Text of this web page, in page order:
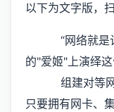
以下为文字版，
“网络就是计
的"爱姬"上演绎
组建对等网并
只要拥有网卡、